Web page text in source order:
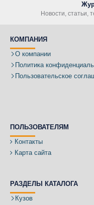
Новости, статьи,
КОМПАНИЯ
О компании
Политика
Пользовательское
ПОЛЬЗОВАТЕЛЯМ
Контакты
Карта сайта
РАЗДЕЛЫ КАТАЛОГА
Кузов